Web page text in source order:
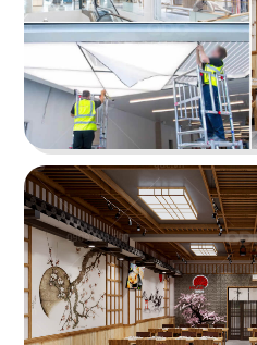
95
BUS HAWAII
Cafe